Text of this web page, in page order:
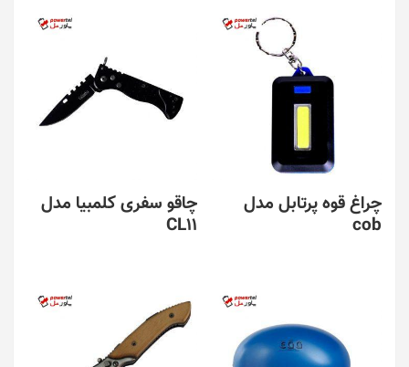
چراغ قوه پرتابل مدل
cob
چاقو سفری کلمبیا مدل
CL11